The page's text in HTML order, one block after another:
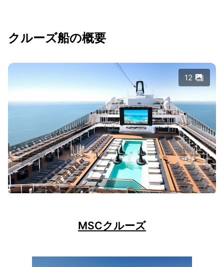
クルーズ船の概要
12
MSCクルーズ